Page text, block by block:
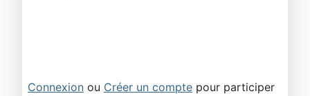
Connexion ou Créer un compte pour participer